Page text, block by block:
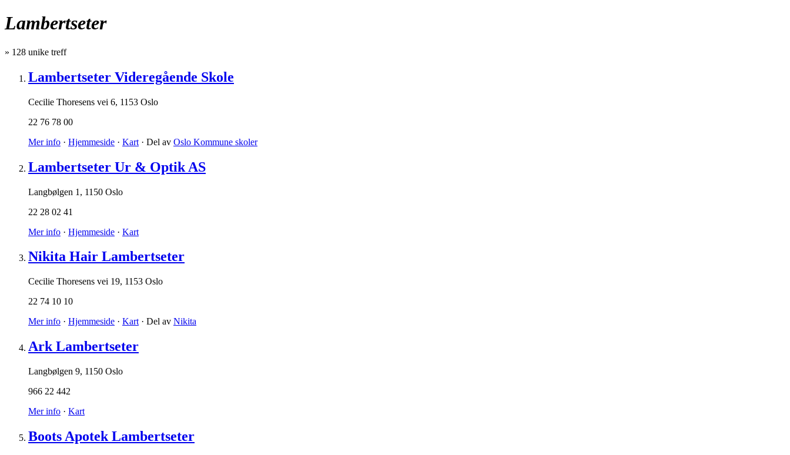
Lambertseter
» 128 unike treff
Lambertseter Videregående Skole
Cecilie Thoresens vei 6, 1153 Oslo
22 76 78 00
Mer info · Hjemmeside · Kart · Del av Oslo Kommune skoler
Lambertseter Ur & Optik AS
Langbølgen 1 , 1150 Oslo
22 28 02 41
Mer info · Hjemmeside · Kart
Nikita Hair Lambertseter
Cecilie Thoresens vei 19, 1153 Oslo
22 74 10 10
Mer info · Hjemmeside · Kart · Del av Nikita
Ark Lambertseter
Langbølgen 9, 1150 Oslo
966 22 442
Mer info · Kart
Boots Apotek Lambertseter